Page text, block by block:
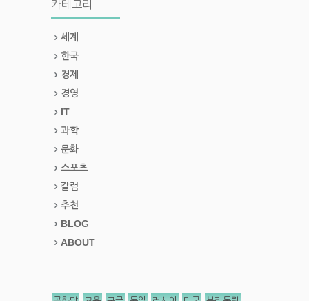
카테고리
세계
한국
경제
경영
IT
과학
문화
스포츠
칼럼
추천
BLOG
ABOUT